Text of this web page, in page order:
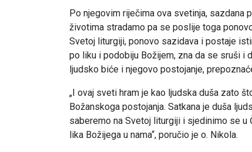
Po njegovim riječima ova svetinja, sazdana
životima stradamo pa se poslije toga
Svetoj liturgiji, ponovo sazidava i postaje
po liku i podobiju Božijem, zna da se sruši i
ljudsko biće i njegovo postojanje,
„I ovaj sveti hram je kao ljudska duša zato
Božanskoga postojanja. Satkana je duša
saberemo na Svetoj liturgiji i sjedinimo se
lika Božijega u nama“, poručio je o. Nikola.